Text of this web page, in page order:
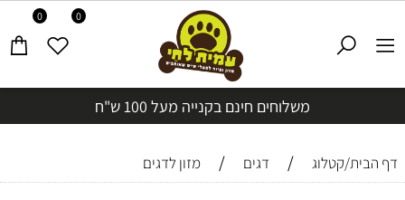
משלוחים חינם בקנייה מעל 100 ש"ח
0 0
דף הבית/קטלוג / דגים / מזון לדגים